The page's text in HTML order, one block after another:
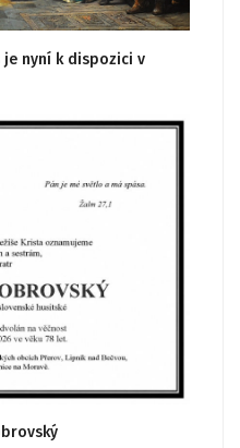
je nyní k dispozici v